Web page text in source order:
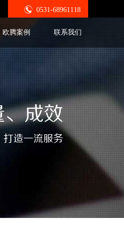
 0531-68961118
成效
造一流服务
欧腾案例 联系我们